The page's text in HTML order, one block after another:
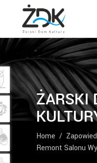
ŻARSKI
Home /
Remont Salonu